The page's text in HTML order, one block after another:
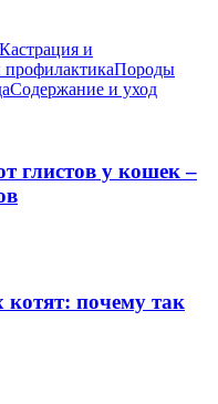
Кастрация и
Породы
Содержание и уход
глистов у кошек –
почему так